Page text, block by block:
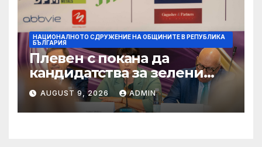
НАЦИОНАЛНОТО СДРУЖЕНИЕ НА ОБЩИНИТЕ В РЕПУБЛИКА
БЪЛГАРИЯ
Плевен с покана да
кандидатства за зелени
инвестиции в градска
среда
AUGUST 9, 2026 ADMIN